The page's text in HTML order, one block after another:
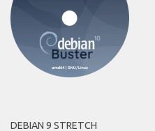
DEBIAN 9 STRETCH